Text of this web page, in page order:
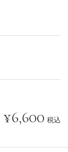
6,600 税込